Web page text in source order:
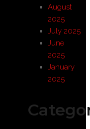
August
2025
July 2025
June
2025
January
2025